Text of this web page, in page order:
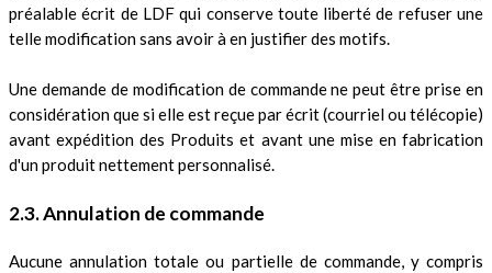
préalable écrit de LDF qui conserve toute liberté de refuser une
telle modification sans avoir à en justifier des motifs.
Une demande de modification de commande ne peut être prise en
considération que si elle est reçue par écrit (courriel ou télécopie)
avant expédition des Produits et avant une mise en fabrication
d'un produit nettement personnalisé.
2.3. Annulation de commande
Aucune annulation totale ou partielle de commande, y compris